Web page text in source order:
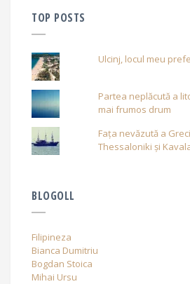
TOP POSTS
Ulcinj, locul meu
Partea neplăcută a
mai frumos drum
Fața nevăzută a
Thessaloniki și
BLOGOLL
Filipineza
Bianca Dumitriu
Bogdan Stoica
Mihai Ursu